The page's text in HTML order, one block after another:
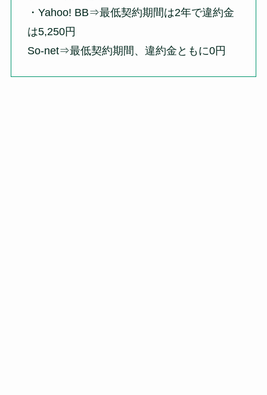
・Yahoo! BB⇒最低契約期間は2年で違約金
は5,250円
So-net⇒最低契約期間、違約金ともに0円